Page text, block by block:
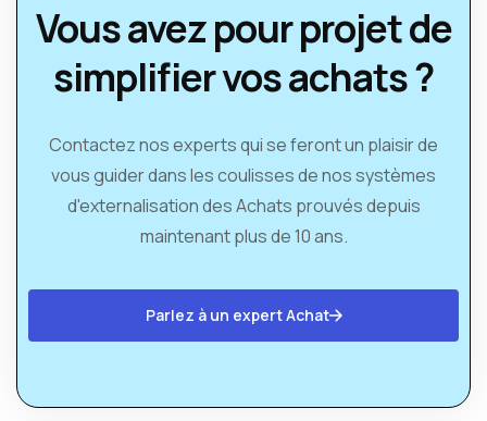
Vous avez pour projet de
simplifier vos achats ?
Contactez nos experts qui se feront un plaisir de
vous guider dans les coulisses de nos systèmes
d'externalisation des Achats prouvés depuis
maintenant plus de 10 ans.
Parlez à un expert Achat